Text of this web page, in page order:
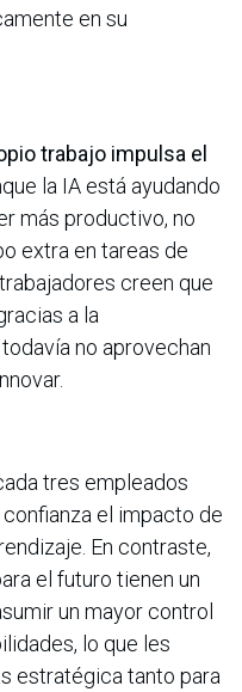
en su
trabajo impulsa el
la IA está ayudando
más productivo, no
extra en tareas de
creen que
a la
no aprovechan
tres empleados
el impacto de
En contraste,
el futuro tienen un
un mayor control
lo que les
estratégica tanto para